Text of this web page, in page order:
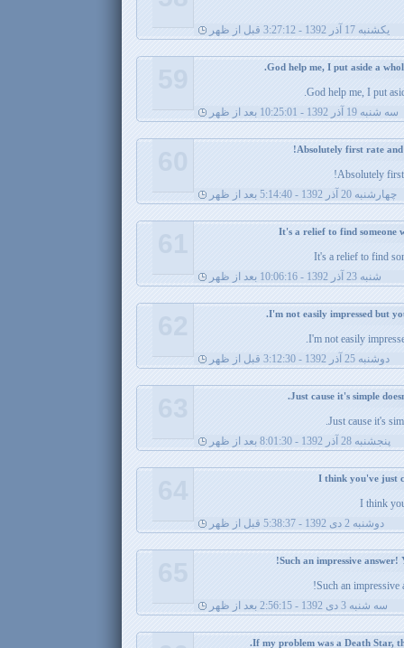
يکشنبه 17 آذر 1392 - 3:27:12 قبل از ظهر
God help me, I put
سه شنبه 19 آذر 1392 - 10:25:01 بعد از ظهر
Absolutely first
چهارشنبه 20 آذر 1392 - 5:14:40 بعد از ظهر
It's a relief to find
شنبه 23 آذر 1392 - 10:06:16 بعد از ظهر
I'm not easily
دوشنبه 25 آذر 1392 - 3:12:30 قبل از ظهر
Just cause it's
پنجشنبه 28 آذر 1392 - 8:01:30 بعد از ظهر
I think
دوشنبه 2 دی 1392 - 5:38:37 قبل از ظهر
Such an impressive
سه شنبه 3 دی 1392 - 2:56:15 بعد از ظهر